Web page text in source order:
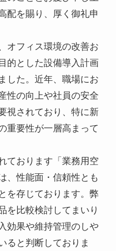
配を賜り、厚く御礼申
オフィス環境の改善お
的とした設備導入計画
した。近年、職場にお
性の向上や社員の安全
視されており、特に新
重要性が一層高まって
ております「業務用空
、性能面・信頼性とも
を存じております。弊
を比較検討してまいり
効果や維持管理のしや
ると判断しておりま